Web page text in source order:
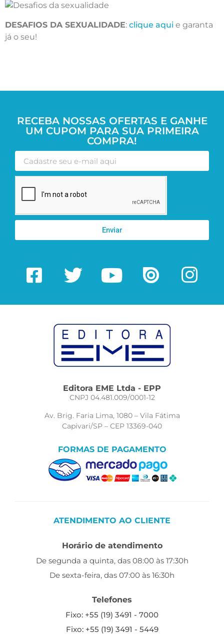
DESAFIOS DA SEXUALIDADE: clique aqui e garanta
já o seu!
RECEBA NOSSAS OFERTAS E GANHE
UM CUPOM PARA SUA PRIMEIRA
COMPRA!
Enviar
Editora EME Ltda - EPP
CNPJ 04.481.009/0001-12
Av. Brig. Faria Lima, 1080 – Vila Fátima
Capivari/SP – CEP 13369-040
FORMAS DE PAGAMENTO
ATENDIMENTO AO CLIENTE
Horário de atendimento
De segunda a quinta, das 08:00 às 17:30h
De sexta-feira, das 07:00 às 16:30h
Telefones
Fixo: +55 (19) 3491 - 7000
Fixo: +55 (19) 3491 - 5449